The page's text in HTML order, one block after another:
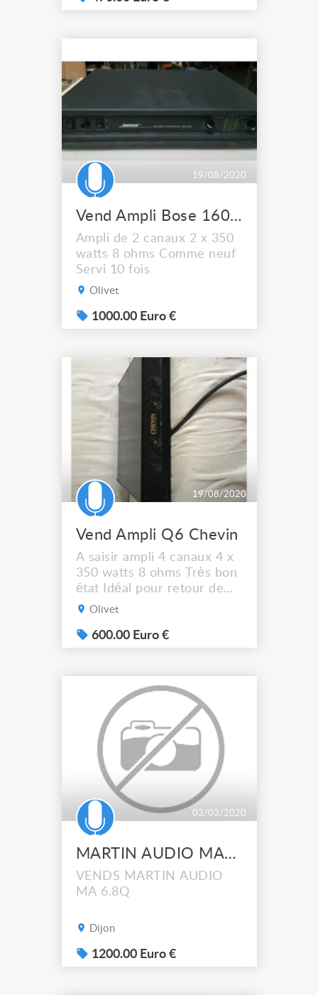
19/08/2020
Vend Ampli Bose 1600 VI
Ampli de 2 canaux 2 x 350
watts 8 ohms Comme neuf
Servi 10 fois
Olivet
1000.00 Euro €
19/08/2020
Vend Ampli Q6 Chevin
A saisir ampli 4 canaux 4 x
350 watts 8 ohms Très bon
état Idéal pour retour de
scène
Olivet
600.00 Euro €
03/03/2020
MARTIN AUDIO MA6.8Q
VENDS MARTIN AUDIO
MA 6.8Q
Dijon
1200.00 Euro €